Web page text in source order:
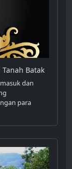
Batak
dan
para